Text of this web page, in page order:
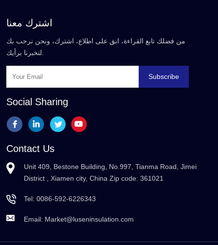
اشترك معنا
من فضلك تابع القراءة، ابق على اطلاع، اشترك، ونحن نرحب بك
Subscribe
Social Sharing
Contact Us
Unit 409, Bestone Building, No.997, Tianma Road, Jimei
District , Xiamen city, China Zip code: 361021
Tel:0086-592-6226343
Email: Market@luseninsulation.com